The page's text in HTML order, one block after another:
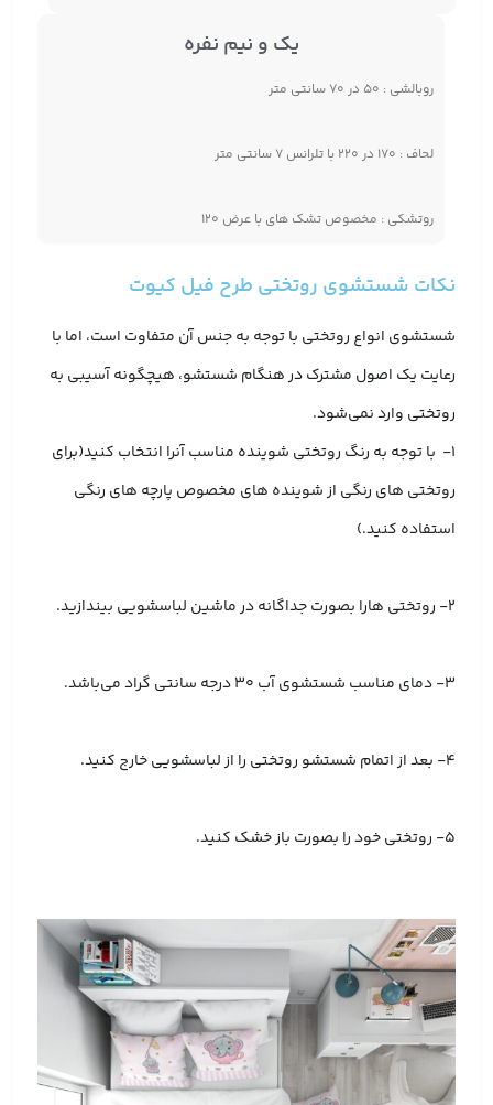
یک و نیم نفره
روبالشی : ۵۰ در ۷۰ سانتی متر
لحاف : ۱۷۰ در ۲۲۰ با تلرانس ۷ سانتی متر
روتشکی : مخصوص تشک های با عرض ۱۲۰
نکات شستشوی روتختی طرح فیل کیوت
شستشوی انواع روتختی با توجه به جنس آن متفاوت است، اما با
رعایت یک اصول مشترک در هنگام شستشو، هیچگونه آسیبی به
روتختی وارد نمی‌شود.
1- با توجه به رنگ روتختی شوینده مناسب آنرا انتخاب کنید(برای
روتختی های رنگی از شوینده های مخصوص پارچه های رنگی
استفاده کنید.)
2- روتختی هارا بصورت جداگانه در ماشین لباسشویی بیندازید.
3- دمای مناسب شستشوی آب 30 درجه سانتی گراد می‌باشد.
4- بعد از اتمام شستشو روتختی را از لباسشویی خارج کنید.
5- روتختی خود را بصورت باز خشک کنید.